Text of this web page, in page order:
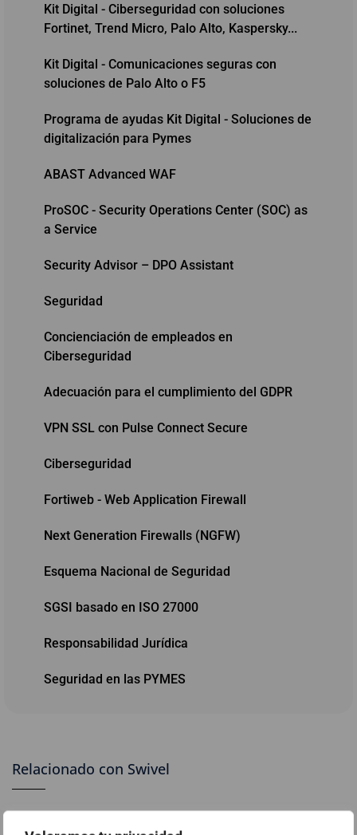
Kit Digital - Ciberseguridad con soluciones
Fortinet, Trend Micro, Palo Alto, Kaspersky...
Kit Digital - Comunicaciones seguras con
soluciones de Palo Alto o F5
Programa de ayudas Kit Digital - Soluciones de
digitalización para Pymes
ABAST Advanced WAF
ProSOC - Security Operations Center (SOC) as
a Service
Security Advisor – DPO Assistant
Seguridad
Concienciación de empleados en
Ciberseguridad
Adecuación para el cumplimiento del GDPR
VPN SSL con Pulse Connect Secure
Ciberseguridad
Fortiweb - Web Application Firewall
Next Generation Firewalls (NGFW)
Esquema Nacional de Seguridad
SGSI basado en ISO 27000
Responsabilidad Jurídica
Seguridad en las PYMES
Relacionado con Swivel